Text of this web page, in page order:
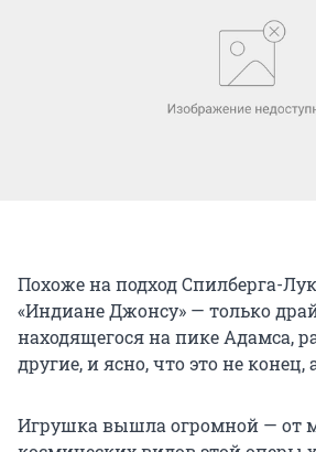
Похоже на подход Спилберга-
«Индиане Джонсу» — только
находящегося на пике Адамса,
другие, и ясно, что это не конец,
Игрушка вышла огромной — от